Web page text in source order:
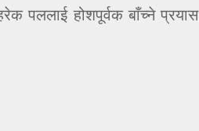
पललाई होशपूर्वक बाँच्ने प्रयास